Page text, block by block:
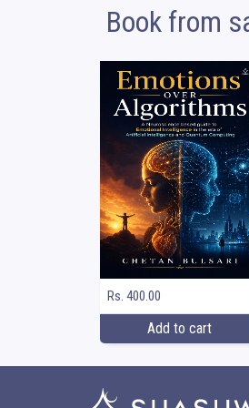
Book from
Rs. 400.00
Add to cart